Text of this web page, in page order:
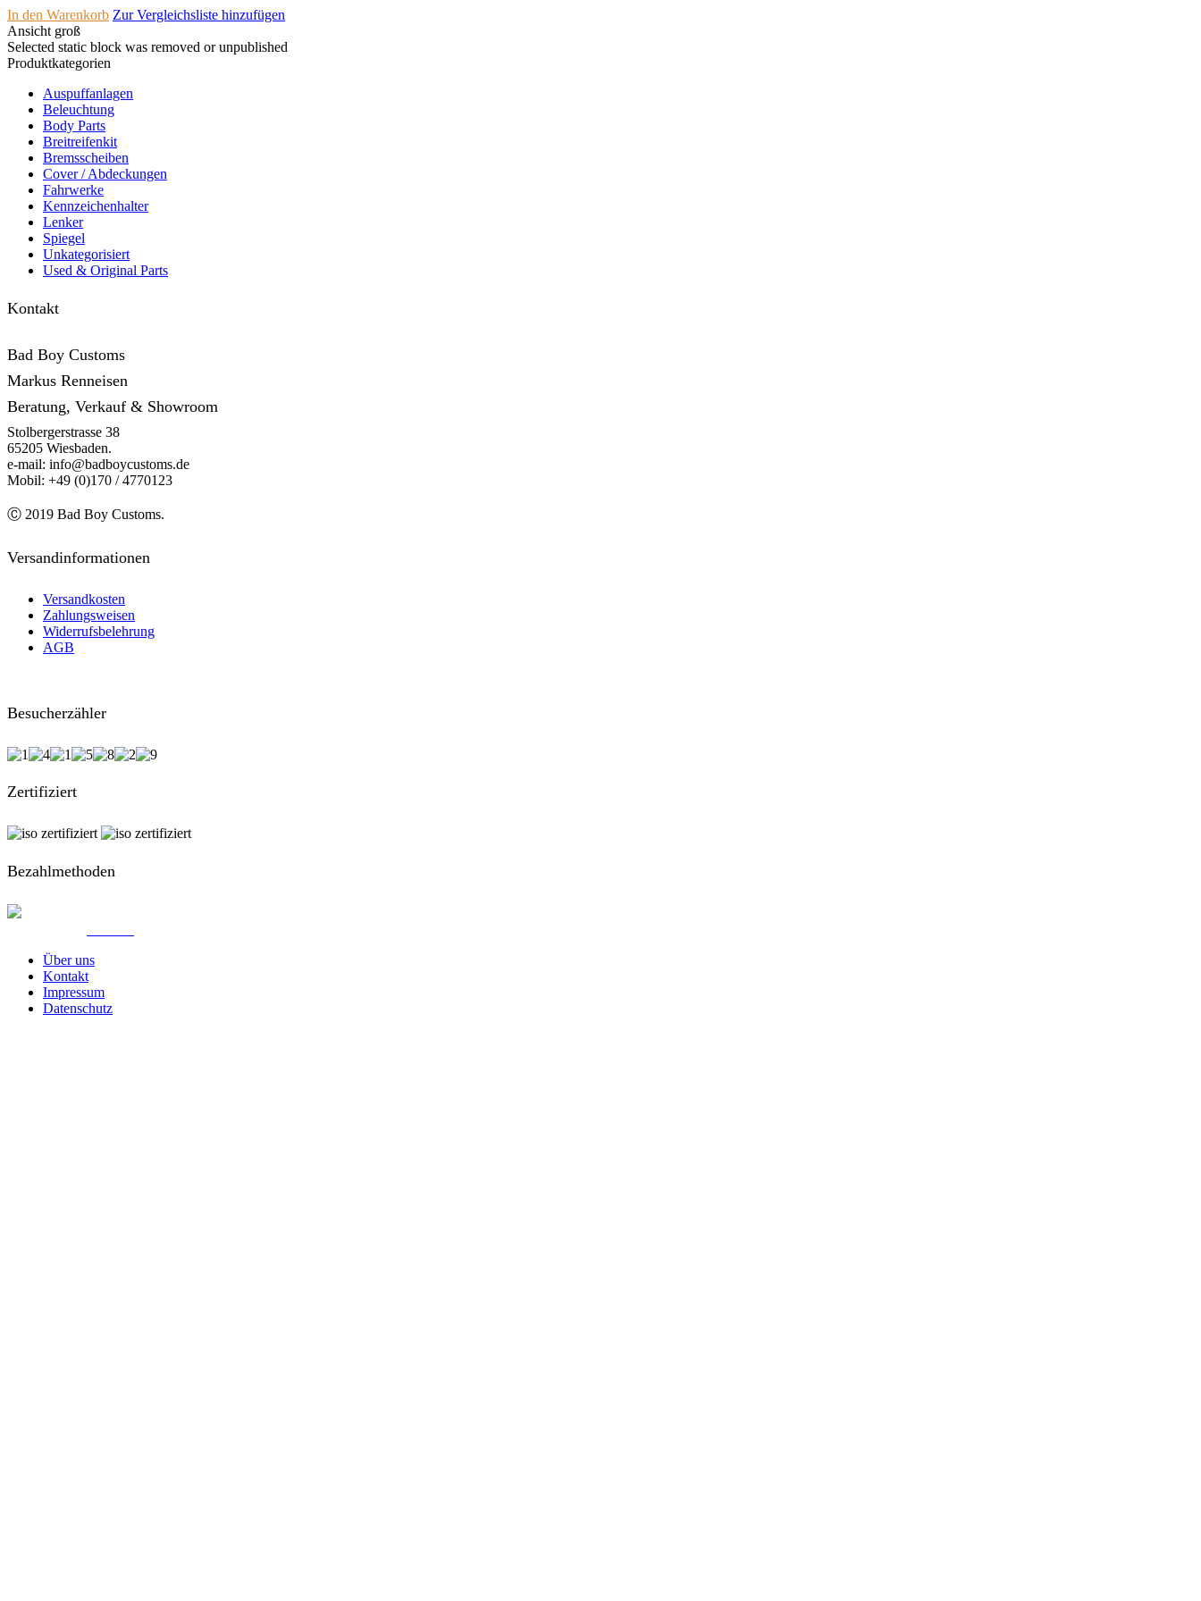
In den Warenkorb Zur Vergleichsliste hinzufügen
Ansicht groß
Selected static block was removed or unpublished
Produktkategorien
Auspuffanlagen
Beleuchtung
Body Parts
Breitreifenkit
Bremsscheiben
Cover /­ ­Abdeckungen
Fahrwerke
Kennzeichenhalter
Lenker
Spiegel
Unkategorisiert
Used & Original Parts
Kontakt
Bad Boy Customs
Markus Renneisen
Beratung, Verkauf & Showroom
Stolbergerstrasse 38
65205 Wiesbaden.
e-mail: info@badboycustoms.de
Mobil: +49 (0)170 / 4770123
Ⓒ 2019 Bad Boy Customs.
Versandinformationen
Versandkosten
Zahlungsweisen
Widerrufsbelehrung
AGB
Besucherzähler
Zertifiziert
Bezahlmethoden
Über uns
Kontakt
Impressum
Datenschutz